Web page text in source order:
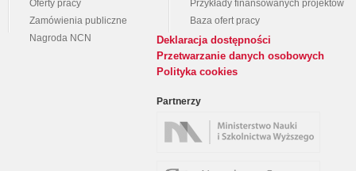
Oferty pracy
Zamówienia publiczne
Nagroda NCN
Przykłady finansowanych projektów
Baza ofert pracy
Deklaracja dostępności
Przetwarzanie danych osobowych
Polityka cookies
Partnerzy